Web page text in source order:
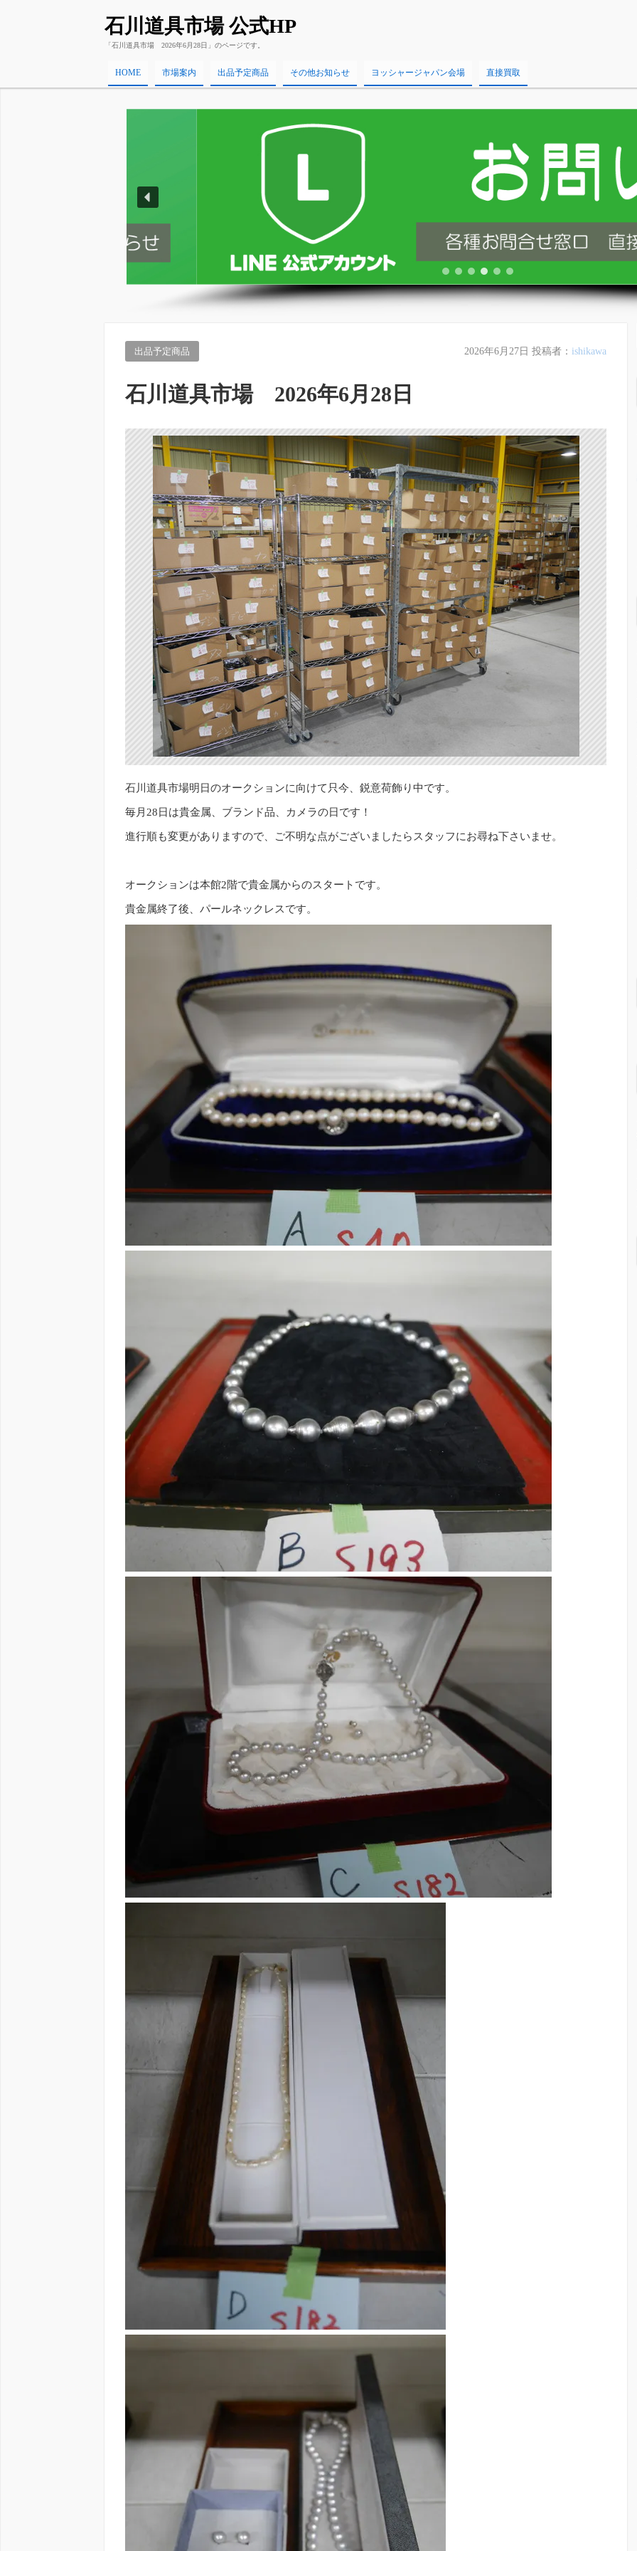
石川道具市場 公式HP
「石川道具市場 2026年6月28日」のページです。
HOME 市場案内 出品予定商品 その他お知らせ ヨッシャージャパン会場 直接買取
出品予定商品 2026年6月27日 投稿者： ishikawa
石川道具市場 2026年6月28日
石川道具市場明日のオークションに向けて只今、鋭意荷飾り中です。
毎月28日は貴金属、ブランド品、カメラの日です！
進行順も変更がありますので、ご不明な点がございましたらスタッフにお尋ね下さいませ。
オークションは本館2階で貴金属からのスタートです。
貴金属終了後、パールネックレスです。